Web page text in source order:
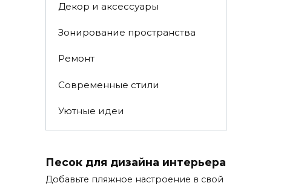
Декор и аксессуары
Зонирование пространства
Ремонт
Современные стили
Уютные идеи
Песок для дизайна интерьера
Добавьте пляжное настроение в свой